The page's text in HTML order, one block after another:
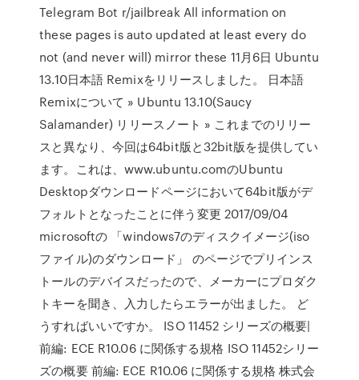
Telegram Bot r/jailbreak All information on
these pages is auto updated at least every do
not (and never will) mirror these 11月6日 Ubuntu
13.10日本語 Remixをリリースしました。 日本語
Remixについて » Ubuntu 13.10(Saucy
Salamander) リリースノート » これまでのリリー
スと異なり、今回は64bit版と32bit版を提供してい
ます。これは、www.ubuntu.comのUbuntu
Desktopダウンロードページにおいて64bit版がデ
フォルトとなったことに伴う変更 2017/09/04
microsoftの 「windows7のディスクイメージ(iso
ファイル)のダウンロード」 のページでプリインス
トールのデバイスだったので、メーカーにプロダク
トキーを聞き、入力したらエラーが出ました。 ど
うすればいいですか。 ISO 11452 シリーズの概要|
前編: ECE R10.06 に関係する規格 ISO 11452シリー
ズの概要 前編: ECE R10.06 に関係する規格 株式会